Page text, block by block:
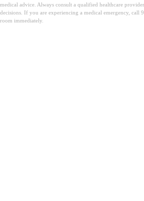
medical advice. Always consult a qualified healthcare
decisions. If you are experiencing a medical emergency, call
room immediately.